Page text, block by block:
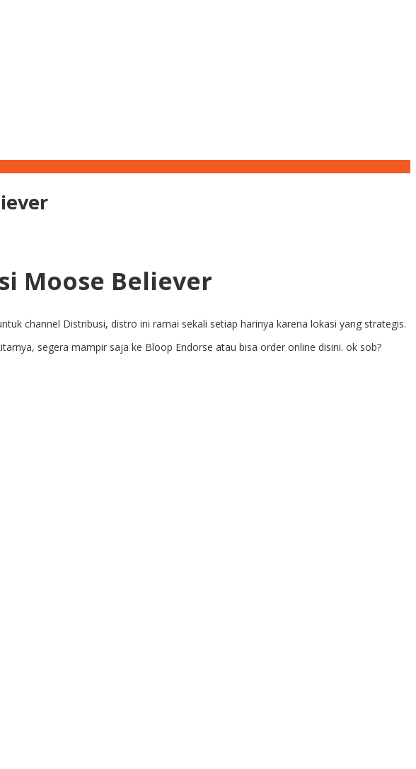
Moose Believer
channel Distribusi, distro ini ramai sekali setiap harinya karena lokasi yang strategis.
segera mampir saja ke Bloop Endorse atau bisa order online disini. ok sob?